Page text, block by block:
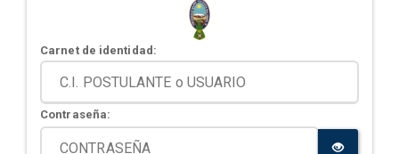
Carnet de identidad:
Contraseña: